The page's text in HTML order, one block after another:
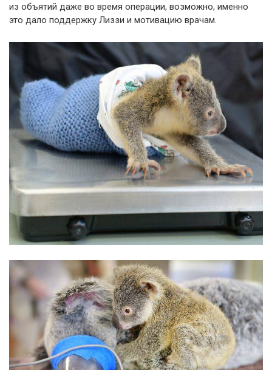
из объятий даже во время операции, возможно, именно
это дало поддержку Лиззи и мотивацию врачам.